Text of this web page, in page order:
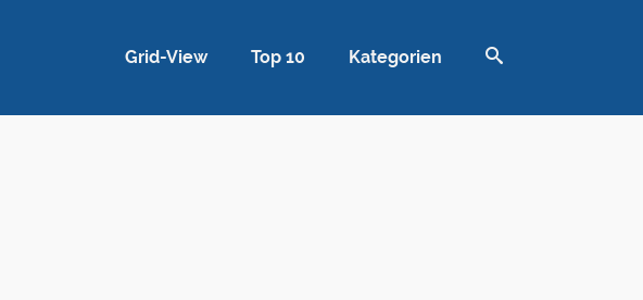
Grid-View Top 10 Kategorien